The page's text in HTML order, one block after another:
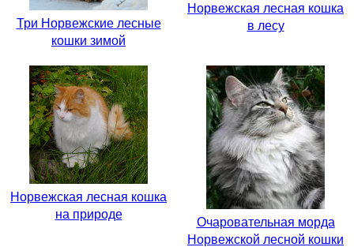
Три Норвежские лесные
кошки зимой
Норвежская лесная кошка
в лесу
Норвежская лесная кошка
на природе
Очаровательная морда
Норвежской лесной кошки